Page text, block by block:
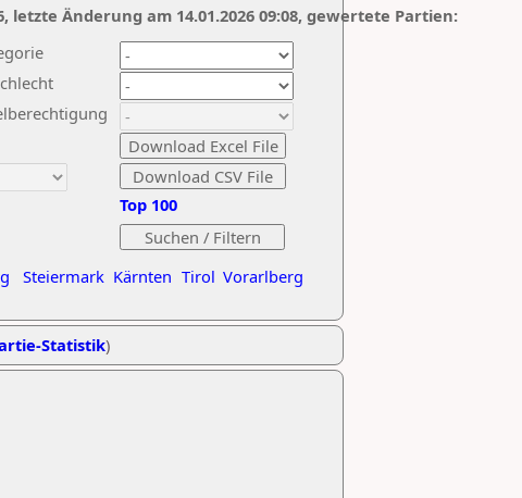
Steiermark Kärnten Tirol Vorarlberg
Top 100
letzte Änderung am 14.01.2026 09:08, gewertete Partien:
Statistik)